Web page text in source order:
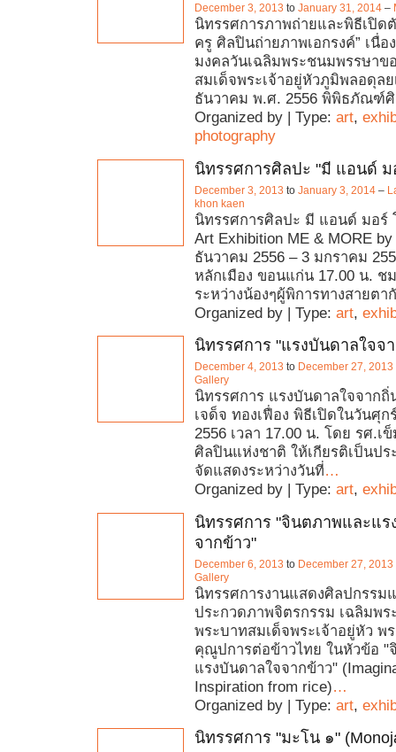
December 3, 2013 to January 31, 2014 –
นิทรรศการภาพถ่ายและพิธีเปิด
ครู ศิลปินถ่ายภาพเอกรงค์” เนื่อ
มงคลวันเฉลิมพระชนมพรรษาข
สมเด็จพระเจ้าอยู่หัวภูมิพลอดุล
ธันวาคม พ.ศ. 2556 พิพิธภัณฑ์ศิ
Organized by | Type: art,
photography
นิทรรศการศิลปะ "มี แอนด์ ม
December 3, 2013 to January 3, 2014 –
khon kaen
นิทรรศการศิลปะ มี แอนด์ มอร์
Art Exhibition ME & MORE
ธันวาคม 2556 – 3 มกราคม
หลักเมือง ขอนแก่น 17.00 น. ช
ระหว่างน้องๆผู้พิการทางสายตา
Organized by | Type: art,
นิทรรศการ "แรงบันดาลใจจ
December 4, 2013 to December 27, 2013
Gallery
นิทรรศการ แรงบันดาลใจจากถิ่
เจด็จ ทองเฟื่อง พิธีเปิดในวันศุ
2556 เวลา 17.00 น. โดย รศ.เ
ศิลปินแห่งชาติ ให้เกียรติเป็นปร
จัดแสดงระหว่างวันที่…
Organized by | Type: art,
นิทรรศการ "จินตภาพและแร
จากข้าว"
December 6, 2013 to December 27, 2013
Gallery
นิทรรศการงานแสดงศิลปกรรม
ประกวดภาพจิตรกรรม เฉลิมพร
พระบาทสมเด็จพระเจ้าอยู่หัว พ
คุณูปการต่อข้าวไทย ในหัวข้อ "
แรงบันดาลใจจากข้าว"
Inspiration from rice)…
Organized by | Type: art,
นิทรรศการ "มะโน ๑"